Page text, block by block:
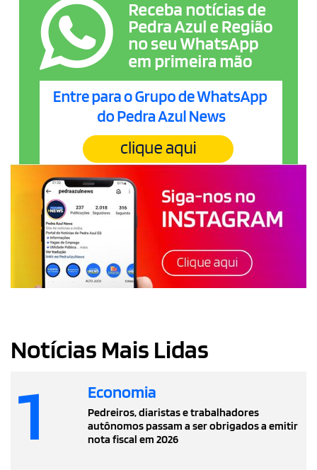
Notícias Mais Lidas
1 Economia
Pedreiros, diaristas e trabalhadores
autônomos passam a ser obrigados a emitir
nota fiscal em 2026